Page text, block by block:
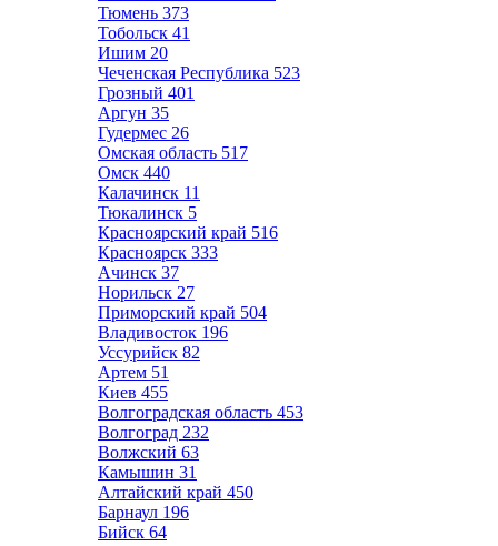
Тюмень 373
Тобольск 41
Ишим 20
Чеченская Республика 523
Грозный 401
Аргун 35
Гудермес 26
Омская область 517
Омск 440
Калачинск 11
Тюкалинск 5
Красноярский край 516
Красноярск 333
Ачинск 37
Норильск 27
Приморский край 504
Владивосток 196
Уссурийск 82
Артем 51
Киев 455
Волгоградская область 453
Волгоград 232
Волжский 63
Камышин 31
Алтайский край 450
Барнаул 196
Бийск 64